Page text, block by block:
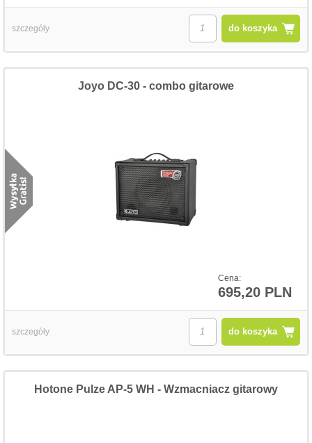
do koszyka
szczegóły
Cena:
695,20 PLN
Joyo DC-30 - combo gitarowe
do koszyka
szczegóły
Hotone Pulze AP-5 WH - Wzmacniacz gitarowy